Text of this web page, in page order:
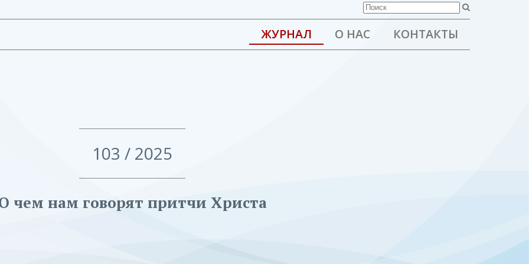
ЖУРНАЛ О НАС КОНТАКТЫ
103 / 2025
чем нам говорят притчи Христа